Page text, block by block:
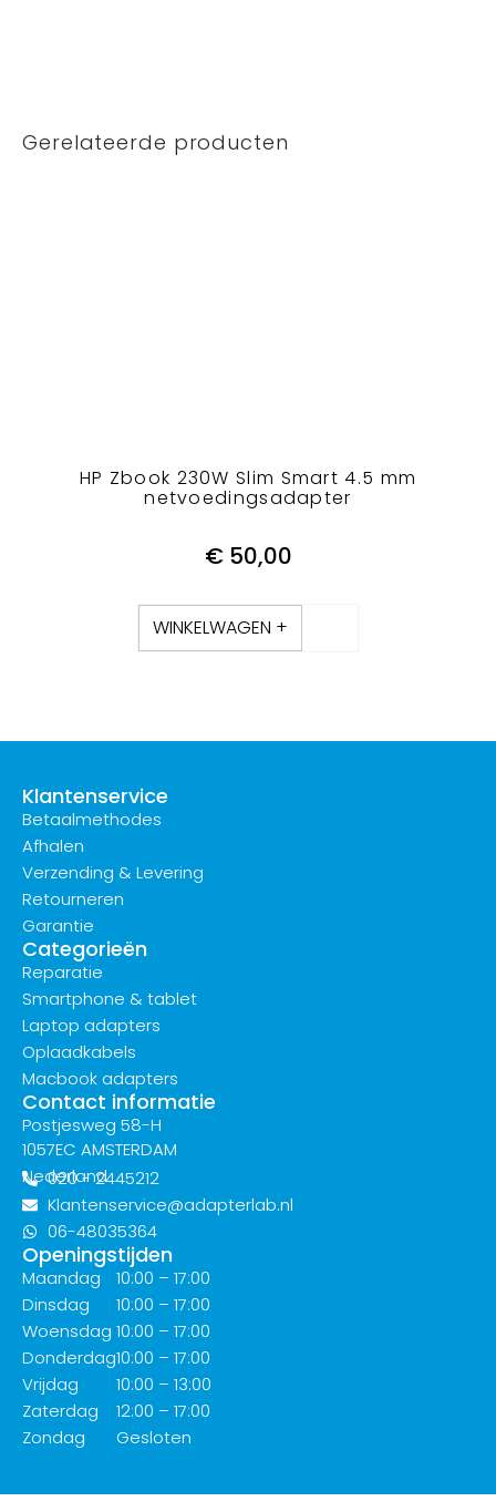
Gerelateerde producten
HP Zbook 230W Slim Smart 4.5 mm
netvoedingsadapter
€50,00
WINKELWAGEN +
Klantenservice
Betaalmethodes
Afhalen
Verzending & Levering
Retourneren
Garantie
Categorieën
Reparatie
Smartphone & tablet
Laptop adapters
Oplaadkabels
Macbook adapters
Contact informatie
Postjesweg 58-H
1057EC AMSTERDAM
Nederland
020 - 2445212
Klantenservice@adapterlab.nl
06-48035364
Openingstijden
Maandag
Dinsdag
Woensdag
Donderdag
Vrijdag
Zaterdag
Zondag
10:00 – 17:00
10:00 – 17:00
10:00 – 17:00
10:00 – 17:00
10:00 – 13:00
12:00 – 17:00
Gesloten